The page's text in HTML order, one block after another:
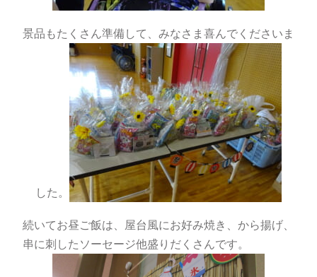
景品もたくさん準備して、みなさま喜んでくださいま
した。
続いてお昼ご飯は、屋台風にお好み焼き、から揚げ、
串に刺したソーセージ他盛りだくさんです。